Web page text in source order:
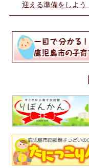
迎える準備をしよう